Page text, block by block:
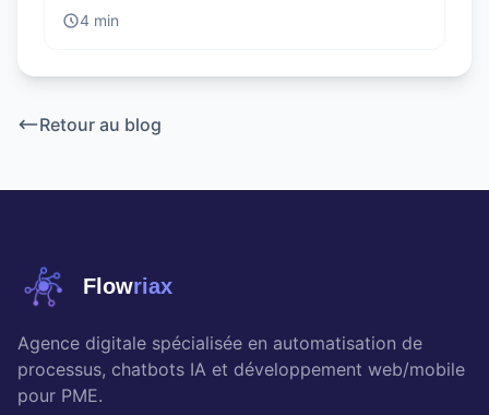
menaces invisibles
4 min
Retour au blog
Flowriax
Agence digitale spécialisée en automatisation de
processus, chatbots IA et développement web/mobile
pour PME.